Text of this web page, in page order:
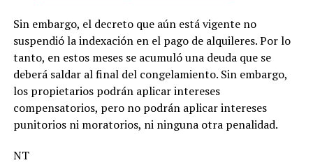
Sin embargo, el decreto que aún está vigente no
suspendió la indexación en el pago de alquileres. Por lo
tanto, en estos meses se acumuló una deuda que se
deberá saldar al final del congelamiento. Sin embargo,
los propietarios podrán aplicar intereses
compensatorios, pero no podrán aplicar intereses
punitorios ni moratorios, ni ninguna otra penalidad.
NT